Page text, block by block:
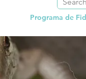
Programa de